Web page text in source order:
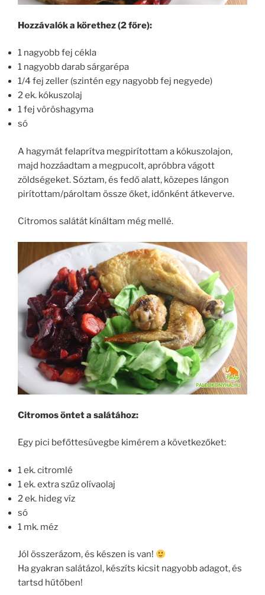
Hozzávalók a körethez (2 főre):
1 nagyobb fej cékla
1 nagyobb darab sárgarépa
1/4 fej zeller (szintén egy nagyobb fej negyede)
2 ek. kókuszolaj
1 fej vöröshagyma
só
A hagymát felaprítva megpirítottam a kókuszolajon,
majd hozzáadtam a megpucolt, apróbbra vágott
zöldségeket. Sóztam, és fedő alatt, közepes lángon
pirítottam/pároltam össze őket, időnként átkeverve.
Citromos salátát kínáltam még mellé.
Citromos öntet a salátához:
Egy pici befőttesüvegbe kimérem a következőket:
1 ek. citromlé
1 ek. extra szűz olívaolaj
2 ek. hideg víz
só
1 mk. méz
Jól összerázom, és készen is van!
Ha gyakran salátázol, készíts kicsit nagyobb adagot, és
tartsd hűtőben!